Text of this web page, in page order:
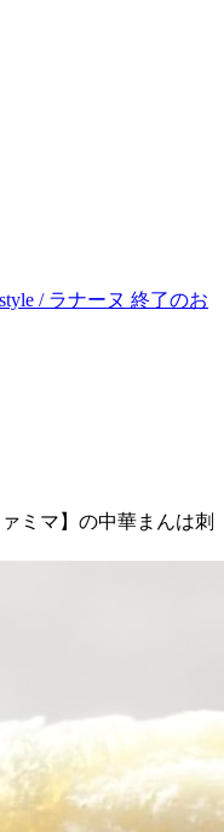
/ ラナーヌ 終了のお
ミマ】の中華まんは刺